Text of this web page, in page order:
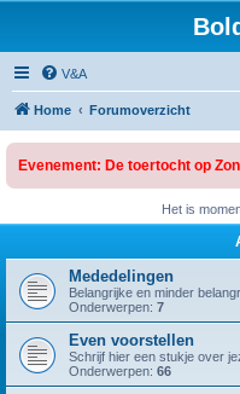
V&A
Home Forumoverzicht
Evenement: De toertocht op
Het is
Mededelingen
Belangrijke en minder
Onderwerpen: 7
Even voorstellen
Schrijf hier een stukje over
Onderwerpen: 66